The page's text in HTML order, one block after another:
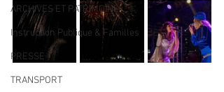
ARCHIVES ET PATRIMOINE
Instruction Publique & Familles
PRESSE
TRANSPORT